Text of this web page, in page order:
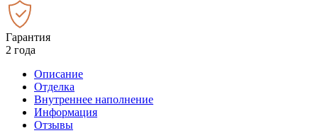
Гарантия
2 года
Описание
Отделка
Внутреннее наполнение
Информация
Отзывы